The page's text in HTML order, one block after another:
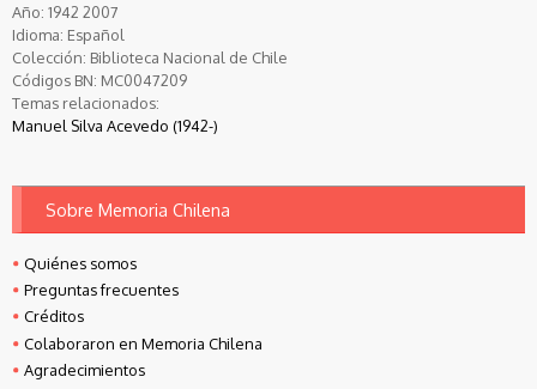
Año: 1942 2007
Idioma: Español
Colección: Biblioteca Nacional de Chile
Códigos BN: MC0047209
Temas relacionados:
Manuel Silva Acevedo (1942-)
Sobre Memoria Chilena
Quiénes somos
Preguntas frecuentes
Créditos
Colaboraron en Memoria Chilena
Agradecimientos